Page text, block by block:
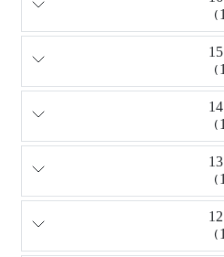
دوره 15
دوره 14
دوره 13
دوره 12